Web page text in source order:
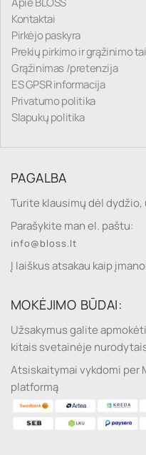
Kontaktai
Pirkėjo paskyra
Prekių pirkimo ir grąžinimo
Grąžinimas /pretenzija
ES GPSR informacija
Privatumo politika
Slapukų politika
PAGALBA
Turite klausimų dėl dydžio,
Parašykite man el. paštu:
info@bloss.lt
Į laiškus atsakau kaip
MOKĖJIMO BŪDAI:
Užsakymus galite
kitais svetainėje
Atsiskaitymai vykdomi per
platformą